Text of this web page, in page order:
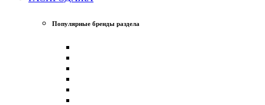
Популярные бренды раздела